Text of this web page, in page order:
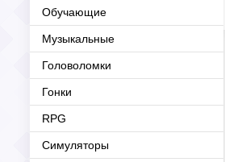
Обучающие
Музыкальные
Головоломки
Гонки
RPG
Симуляторы